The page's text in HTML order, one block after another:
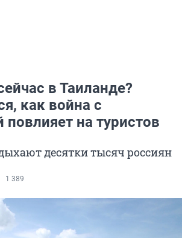
в Таиланде?
как война с
на туристов
десятки тысяч россиян
1 389